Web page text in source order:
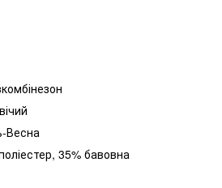
Весна
35% бавовна